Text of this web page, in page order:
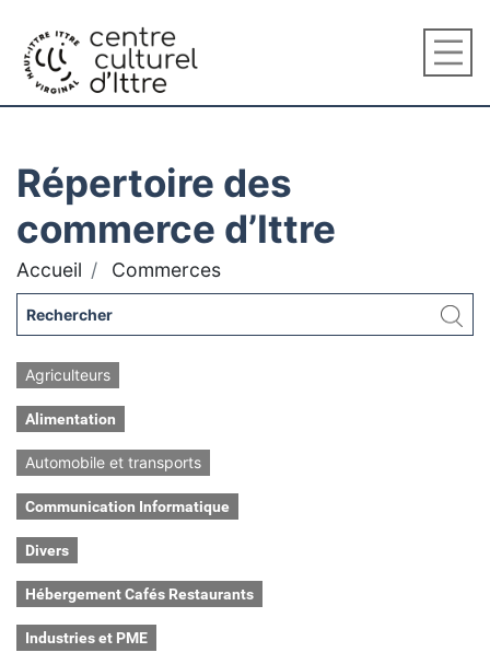
Répertoire des
commerce d’Ittre
Accueil Commerces
Agriculteurs
Alimentation
Automobile et transports
Communication Informatique
Divers
Hébergement Cafés Restaurants
Industries et PME